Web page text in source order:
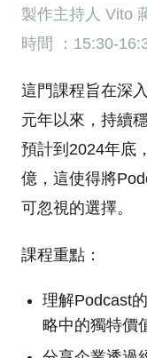
製作主持人 Vito
時間 ：15:30-
這門課程旨在深
元年以來，持續
預計到2024年底
億，這使得將
可忽視的選擇。
課程重點：
理解Podcast
略中的獨特價